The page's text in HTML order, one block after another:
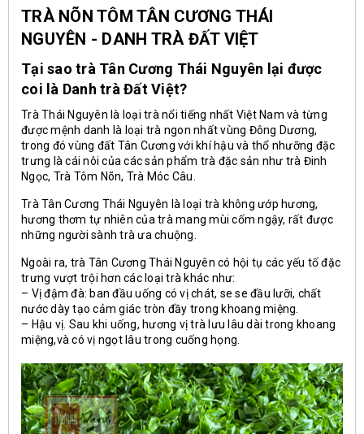
TRÀ NÕN TÔM TÂN CƯƠNG THÁI
NGUYÊN - DANH TRÀ ĐẤT VIỆT
Tại sao trà Tân Cương Thái Nguyên lại được
coi là Danh trà Đất Việt?
Trà Thái Nguyên là loại trà nổi tiếng nhất Việt Nam và từng
được mệnh danh là loại trà ngon nhất vùng Đông Dương,
trong đó vùng đất Tân Cương với khí hậu và thổ nhưỡng đặc
trưng là cái nôi của các sản phẩm trà đặc sản như trà Đinh
Ngọc, Trà Tôm Nõn, Trà Móc Câu.
Trà Tân Cương Thái Nguyên là loại trà không ướp hương,
hương thơm tự nhiên của trà mang mùi cốm ngậy, rất được
những người sành trà ưa chuộng.
Ngoài ra, trà Tân Cương Thái Nguyên có hội tụ các yếu tố đặc
trưng vượt trội hơn các loại trà khác như:
– Vị đậm đà: ban đầu uống có vị chát, se se đầu lưỡi, chất
nước dày tạo cảm giác tròn đầy trong khoang miệng.
– Hậu vị. Sau khi uống, hương vị trà lưu lâu dài trong khoang
miệng,và có vị ngọt lâu trong cuống họng.